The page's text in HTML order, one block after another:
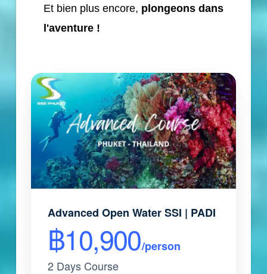
Et bien plus encore, plongeons dans
l'aventure !
Advanced Open Water SSI | PADI
฿10,900/person
2 Days Course